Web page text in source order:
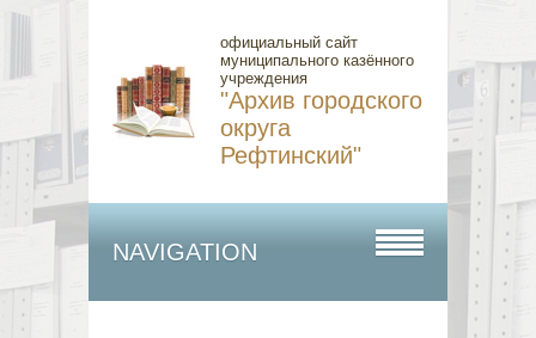
официальный сайт
муниципального казённого
учреждения
"Архив городского
округа
Рефтинский"
NAVIGATION